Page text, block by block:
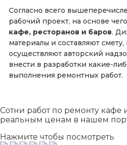
Согласно всего
рабочий проект, на основе
кафе, ресторанов и баров.
материалы и составляют смету,
осуществляют авторский
внести в разработки какие-
выполнения ремонтных работ.
Сотни работ по ремонту кафе
реальным ценам в нашем
Нажмите чтобы посмотреть